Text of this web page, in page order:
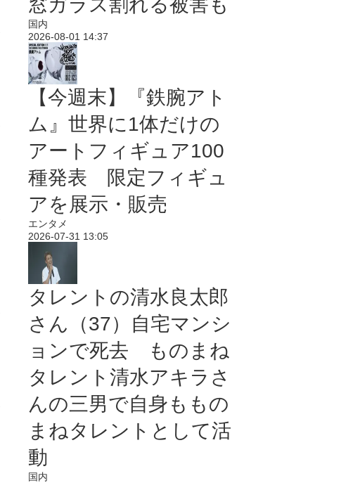
窓ガラス割れる被害も
国内
2026-08-01 14:37
【今週末】『鉄腕アト
ム』世界に1体だけの
アートフィギュア100
種発表 限定フィギュ
アを展示・販売
エンタメ
2026-07-31 13:05
タレントの清水良太郎
さん（37）自宅マンシ
ョンで死去 ものまね
タレント清水アキラさ
んの三男で自身ももの
まねタレントとして活
動
国内